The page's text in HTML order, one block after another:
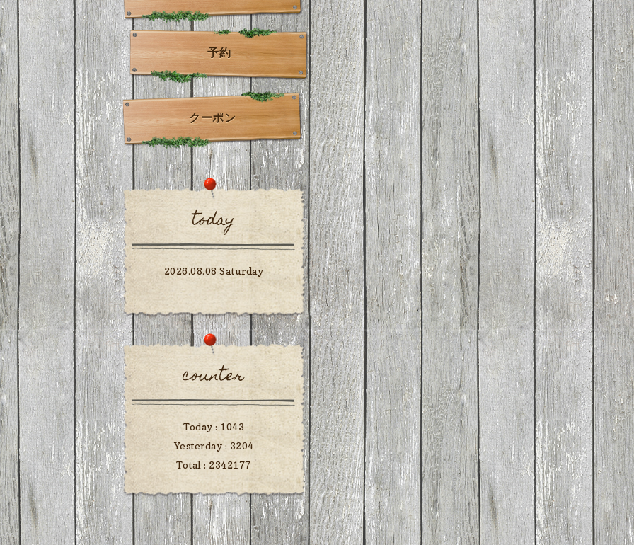
予約
クーポン
today
2026.08.08 Saturday
counter
Today : 1043
Yesterday : 3204
Total : 2342177